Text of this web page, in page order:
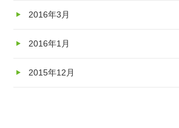
2016年3月
2016年1月
2015年12月